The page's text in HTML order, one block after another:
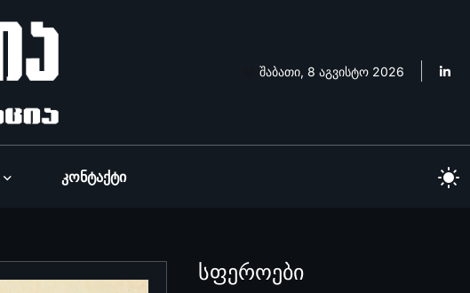
შაბათი, 8 აგვისტო 2026
Კონტაქტი
სფეროები